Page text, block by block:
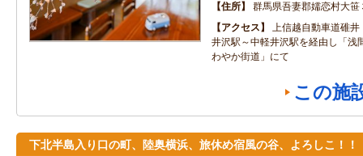
住所
群馬県吾妻郡嬬恋村大
アクセス
上信越自動車道碓
井沢駅～中軽井沢駅を経由し「浅
わやか街道」にて
この施
下北半島入り口の町、陸奥横浜、旅休め宿風の谷、よろしこ！！